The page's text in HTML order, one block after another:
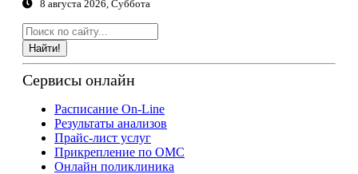
8 августа 2026, Суббота
Найти!
Сервисы онлайн
Расписание On-Line
Результаты анализов
Прайс-лист услуг
Прикрепление по ОМС
Онлайн поликлиника